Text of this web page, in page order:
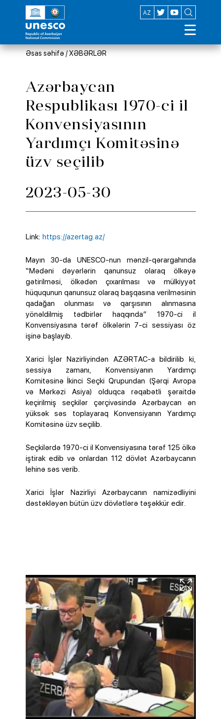
AZ
EN
Əsas səhifə /XƏBƏRLƏR
Azərbaycan
Respublikası 1970-ci il
Konvensiyasının
Yardımçı Komitəsinə
üzv seçilib
2023-05-30
Link: https://azertag.az/
Mayın 30-da UNESCO-nun mənzil-qərargahında
“Mədəni dəyərlərin qanunsuz olaraq ölkəyə
gətirilməsi, ölkədən çıxarılması və mülkiyyət
hüququnun qanunsuz olaraq başqasına verilməsinin
qadağan olunması və qarşısının alınmasına
yönəldilmiş tədbirlər haqqında” 1970-ci il
Konvensiyasına tərəf ölkələrin 7-ci sessiyası öz
işinə başlayıb.
Xarici İşlər Nazirliyindən AZƏRTAC-a bildirilib ki,
sessiya zamanı, Konvensiyanın Yardımçı
Komitəsinə İkinci Seçki Qrupundan (Şərqi Avropa
və Mərkəzi Asiya) olduqca rəqabətli şəraitdə
keçirilmiş seçkilər çərçivəsində Azərbaycan ən
yüksək səs toplayaraq Konvensiyanın Yardımçı
Komitəsinə üzv seçilib.
Seçkilərdə 1970-ci il Konvensiyasına tərəf 125 ölkə
iştirak edib və onlardan 112 dövlət Azərbaycanın
lehinə səs verib.
Xarici İşlər Nazirliyi Azərbaycanın namizədliyini
dəstəkləyən bütün üzv dövlətlərə təşəkkür edir.